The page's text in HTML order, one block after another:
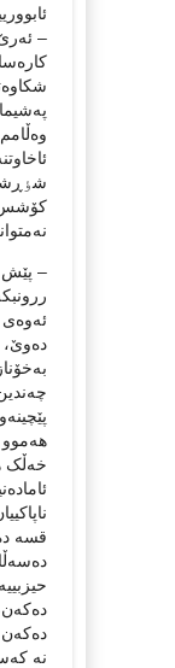
– ئەرێ
کۆشس
–
دەوێ،
خەڵک
دەکەن
نە